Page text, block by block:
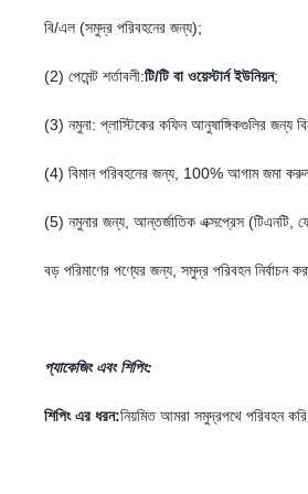
বি/এল (সমুদ্র পরিবহনের জন্য);
(2) পেমেন্ট শর্তাবলী:টি/টি বা ওয়েস্টার্ন ইউনিয়ন;
(3) নমুনা: প্লাস্টিকের কফিন আনুষাঙ্গিকগুলির জন্য
(4) বিমান পরিবহনের জন্য, 100% আগাম জমা
(5) নমুনার জন্য, আন্তর্জাতিক এক্সপ্রেস (টিএনটি,
বড় পরিমাণের পণ্যের জন্য, সমুদ্র পরিবহন নির্বাচন
প্যাকেজিং এবং শিপিং:
শিপিং এর ধরন:নিয়মিত আমরা সমুদ্রপথে পরিবহন